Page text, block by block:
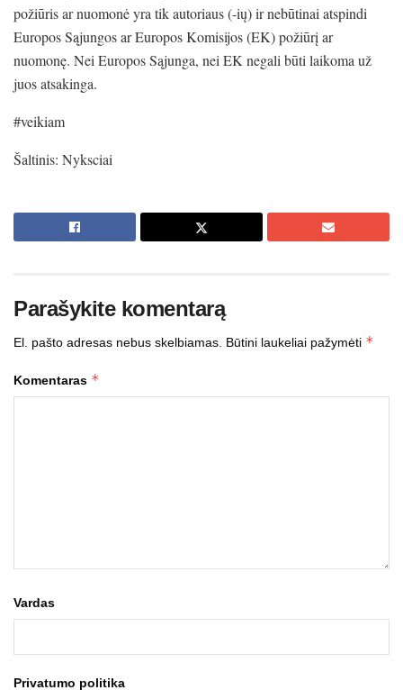
požiūris ar nuomonė yra tik autoriaus (-ių) ir nebūtinai atspindi
Europos Sąjungos ar Europos Komisijos (EK) požiūrį ar
nuomonę. Nei Europos Sąjunga, nei EK negali būti laikoma už
juos atsakinga.
#veikiam
Šaltinis: Nyksciai
Parašykite komentarą
El. pašto adresas nebus skelbiamas. Būtini laukeliai pažymėti *
Komentaras *
Vardas
Privatumo politika